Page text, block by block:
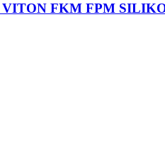
VITON FKM FPM